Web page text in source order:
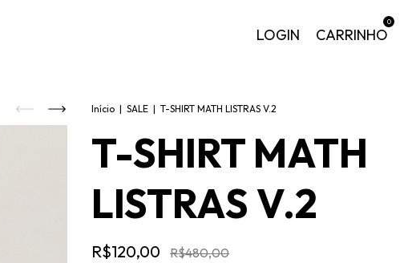
LOGIN CARRINHO
0
Início | SALE | T-SHIRT MATH LISTRAS V.2
T-SHIRT MATH
LISTRAS V.2
R$120,00 R$480,00